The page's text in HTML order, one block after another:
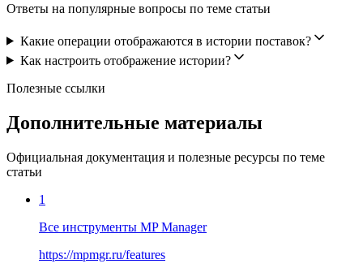
Ответы на популярные вопросы по теме статьи
Какие операции отображаются в истории поставок?
Как настроить отображение истории?
Полезные ссылки
Дополнительные материалы
Официальная документация и полезные ресурсы по теме
статьи
1
Все инструменты MP Manager
https://mpmgr.ru/features